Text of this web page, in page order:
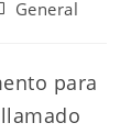
General
para